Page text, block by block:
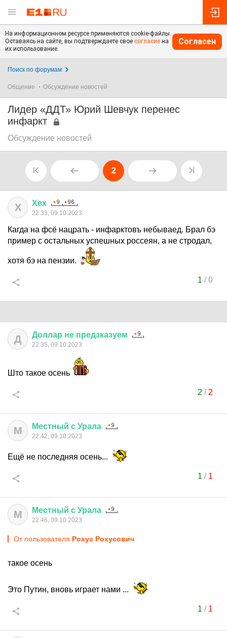
На информационном ресурсе применяются cookie-файлы.
Оставаясь на сайте, вы подтверждаете свое согласие на
их использование.
Согласен
Поиск по форумам
Общение Обсуждение новостей
Лидер «ДДТ» Юрий Шевчук перенес
инфаркт
Обсуждение новостей
2
Х Хех
22:33, 09.10.2023
Кагда на фсё нацрать - инфарктовъ небываед. Брал бэ
пример с остальных успешных россеян, а не стродал,
хотя бэ на пензии.
1 /0
Д Доллар не предзказуем
22:35, 09.10.2023
Што такое осень
2 / 2
М Местный с Урала
22:42, 09.10.2023
Ещё не последняя осень...
1 / 1
М Местный с Урала
22:46, 09.10.2023
От пользователя Рохус Рохусович
такое осень
Это Путин, вновь играет нами ...
1 / 1